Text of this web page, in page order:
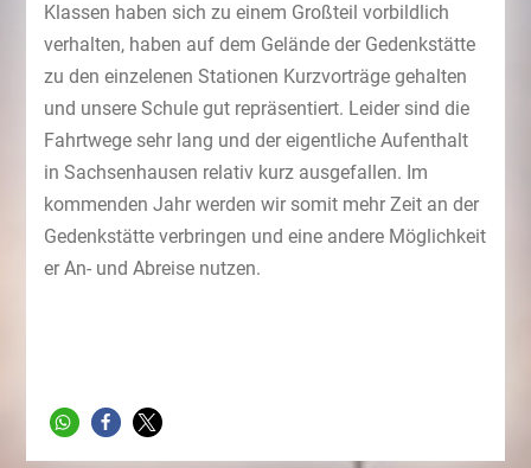
Klassen haben sich zu einem Großteil vorbildlich
verhalten, haben auf dem Gelände der Gedenkstätte
zu den einzelenen Stationen Kurzvorträge gehalten
und unsere Schule gut repräsentiert. Leider sind die
Fahrtwege sehr lang und der eigentliche Aufenthalt
in Sachsenhausen relativ kurz ausgefallen. Im
kommenden Jahr werden wir somit mehr Zeit an der
Gedenkstätte verbringen und eine andere Möglichkeit
er An- und Abreise nutzen.